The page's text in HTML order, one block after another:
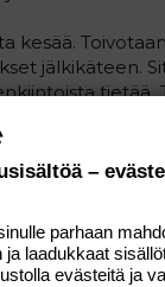
kesää.
jälkikäteen.
tietää.
pystyy sulle
–
parhaan
laadukkaat
evästeitä ja